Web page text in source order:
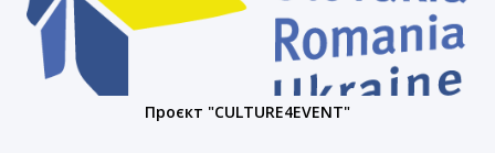
Проєкт "CULTURE4EVENT"